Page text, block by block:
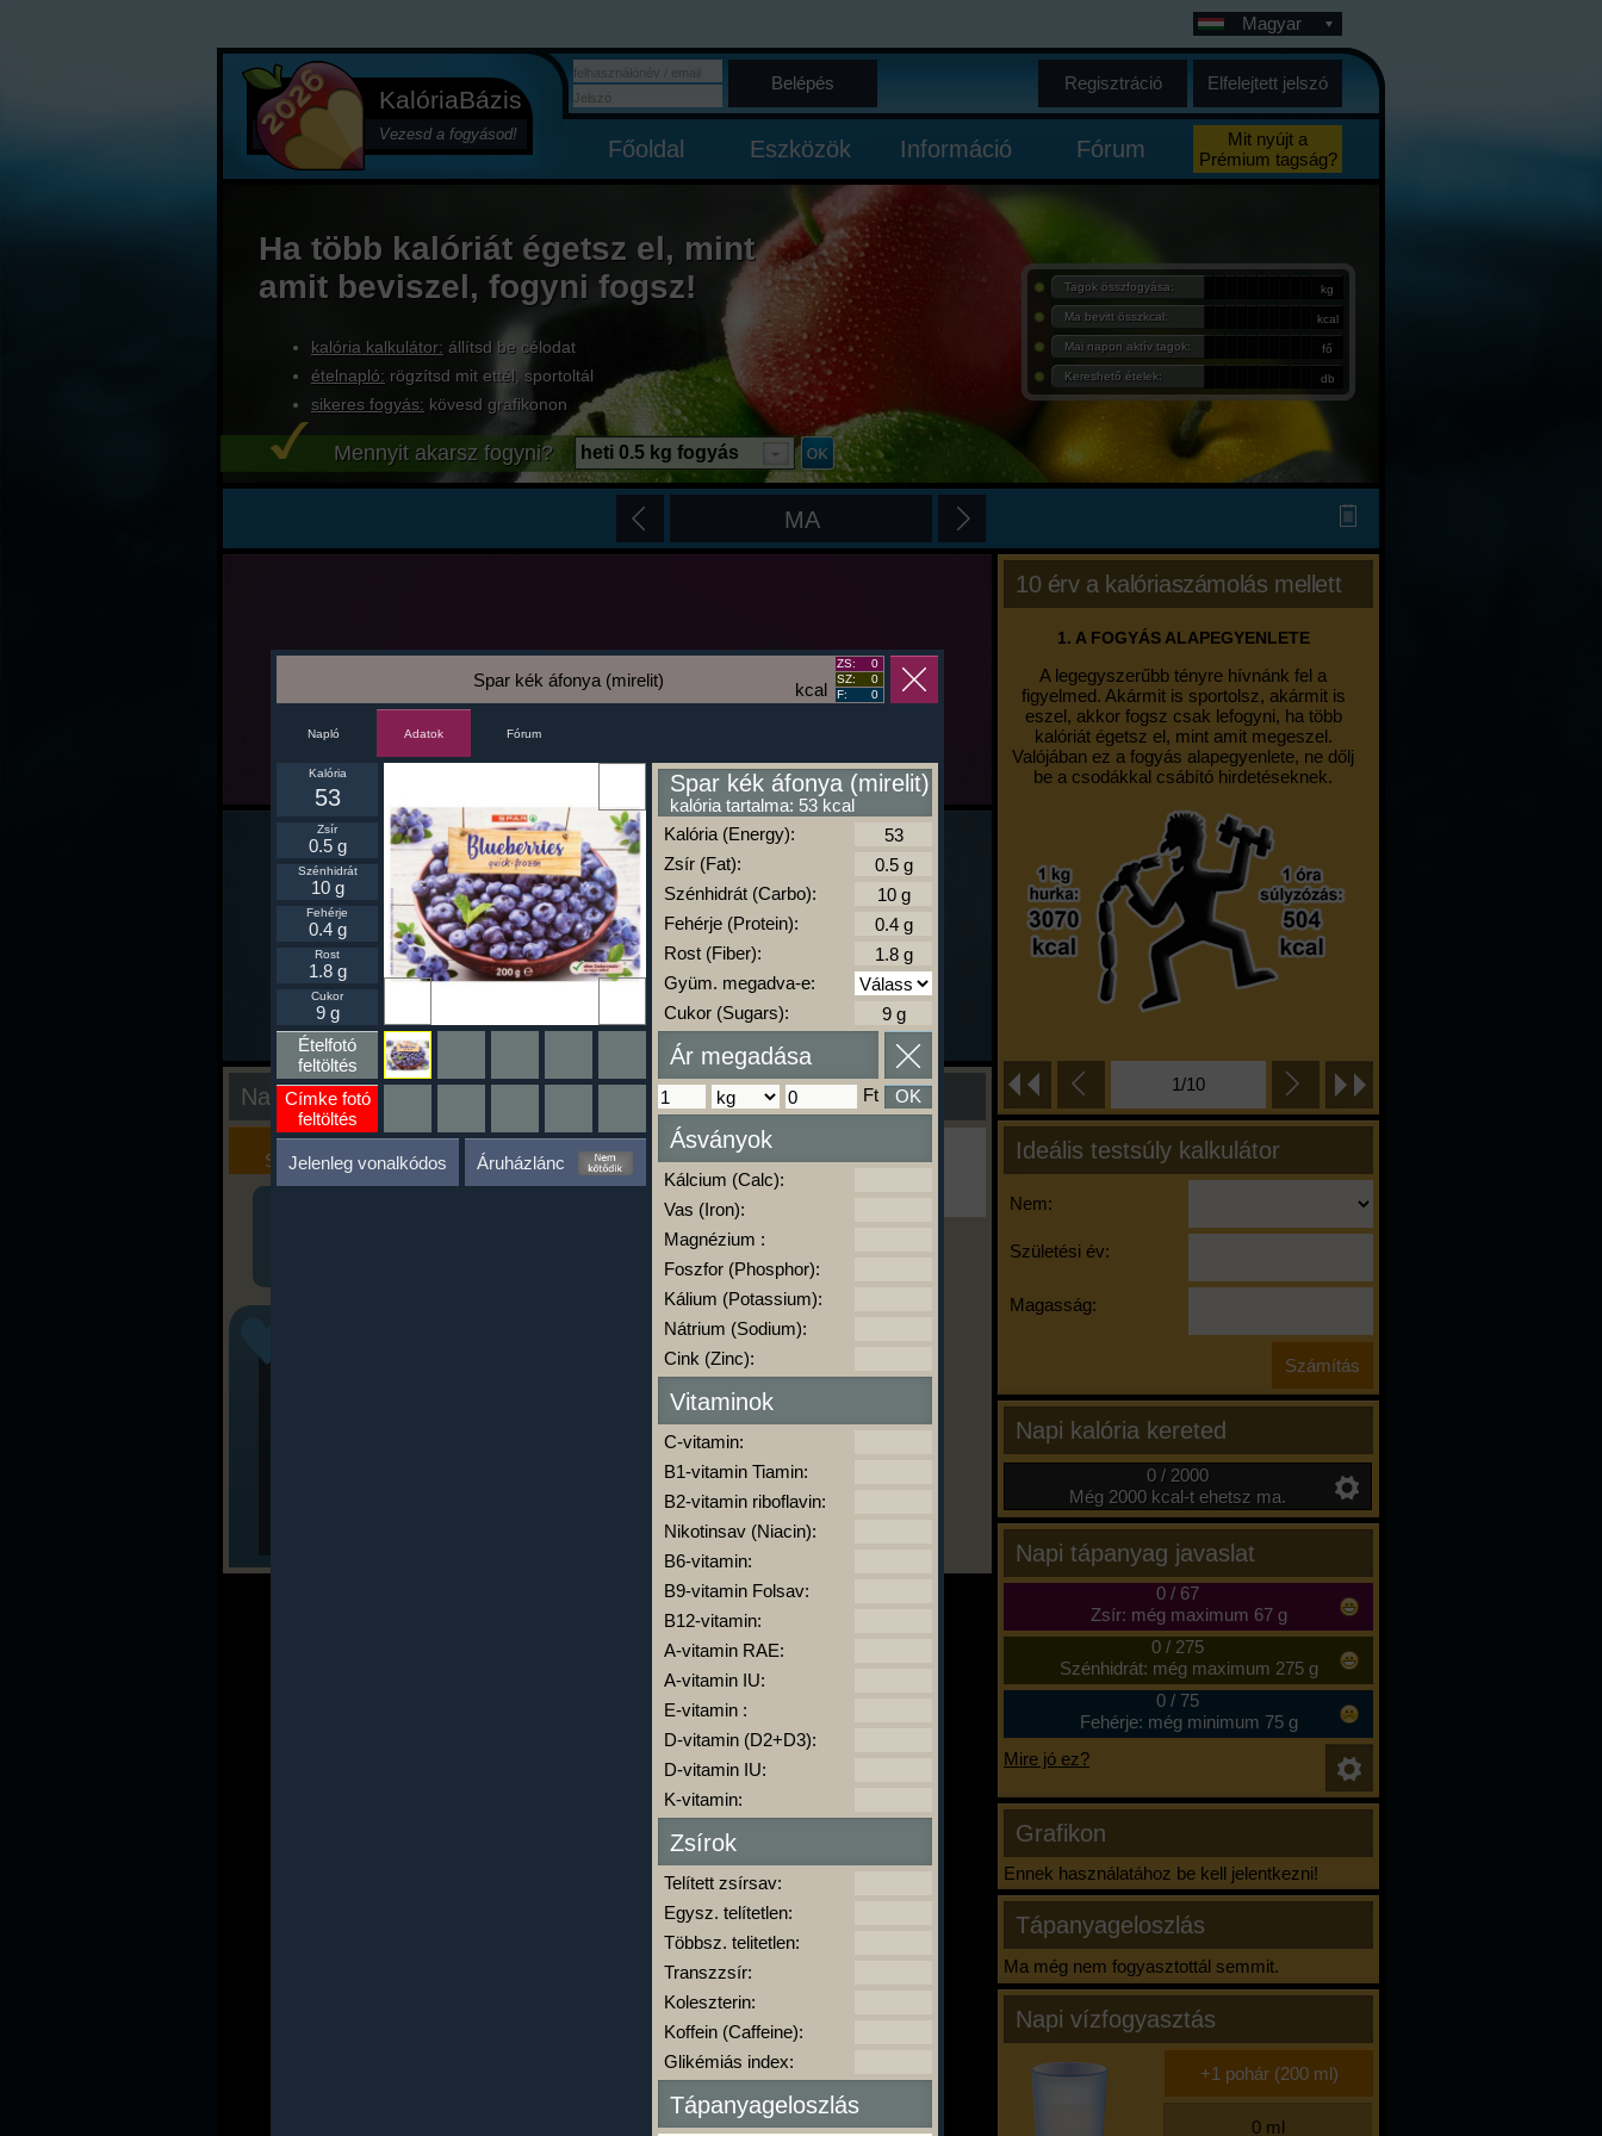
KalóriaBázis
Vezesd a fogyásod!
Magyar
Belépés Regisztráció Elfelejtett jelszó
Főoldal Eszközök Információ Fórum
Mit nyújt a
Prémium tagság?
Ha több kalóriát égetsz el, mint
amit beviszel, fogyni fogsz!
kalória kalkulátor: állítsd be célodat
ételnapló: rögzítsd mit ettél, sportoltál
sikeres fogyás: kövesd grafikonon
Tagok összfogyása: kg
Ma bevitt összkcal: kcal
Mai napon aktív tagok: fő
Kereshető ételek: db
Mennyit akarsz fogyni? heti 0.5 kg fogyás
MA
10 érv a kalóriaszámolás mellett
1. A FOGYÁS ALAPEGYENLETE
A legegyszerűbb tényre hívnánk fel a
figyelmed. Akármit is sportolsz, akármit is
eszel, akkor fogsz csak lefogyni, ha több
kalóriát égetsz el, mint amit megeszel.
Valójában ez a fogyás alapegyenlete, ne dőlj
be a csodákkal csábító hirdetéseknek.
1/10
Ideális testsúly kalkulátor
Nem:
Születési év:
Magasság:
Napi kalória kereted
0 / 2000
Még 2000 kcal-t ehetsz ma.
Napi tápanyag javaslat
0/ 67
Zsír: még maximum 67 g
0/ 275
Szénhidrát: még maximum 275 g
0/ 75
Fehérje: még minimum 75 g
Mire jó ez?
Grafikon
Ennek használatához be kell jelentkezni!
Tápanyageloszlás
Ma még nem fogyasztottál semmit.
Napi vízfogyasztás
Nap kiértékelése
Kalória
Szimulátor
Szöveges
Értékelés
Ha ma már nem eszel/sportolsz többet,
kattints a kiértékelésre!
A Kalória Szimulátor Prémium funkció.
-
kcal
Spar kék áfonya (mirelit)
ZS:
0
SZ:
0
F:
0
Napló Adatok Fórum
Kalória
53
Zsír
0.5 g
Szénhidrát
10 g
Fehérje
0.4 g
Rost
1.8 g
Cukor
9 g
Ételfotó
feltöltés
Címke fotó
feltöltés
Jelenleg vonalkódos Áruházlánc
Spar kék áfonya (mirelit)
kalória tartalma: 53 kcal
Kalória (Energy):
Zsír (Fat):
Szénhidrát (Carbo):
Fehérje (Protein):
Rost (Fiber):
Gyüm. megadva-e:
Cukor (Sugars):
Ár megadása
Ft OK
Ásványok
Kálcium (Calc):
Vas (Iron):
Magnézium :
Foszfor (Phosphor):
Kálium (Potassium):
Nátrium (Sodium):
Cink (Zinc):
Vitaminok
C-vitamin:
B1-vitamin Tiamin:
B2-vitamin riboflavin:
Nikotinsav (Niacin):
B6-vitamin:
B9-vitamin Folsav:
B12-vitamin:
A-vitamin RAE:
A-vitamin IU:
E-vitamin :
D-vitamin (D2+D3):
D-vitamin IU:
K-vitamin:
Zsírok
Telített zsírsav:
Egysz. telítetlen:
Többsz. telitetlen:
Transzzsír:
Koleszterin:
Koffein (Caffeine):
Glikémiás index:
Tápanyageloszlás